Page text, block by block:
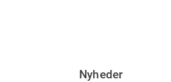
Nyheder